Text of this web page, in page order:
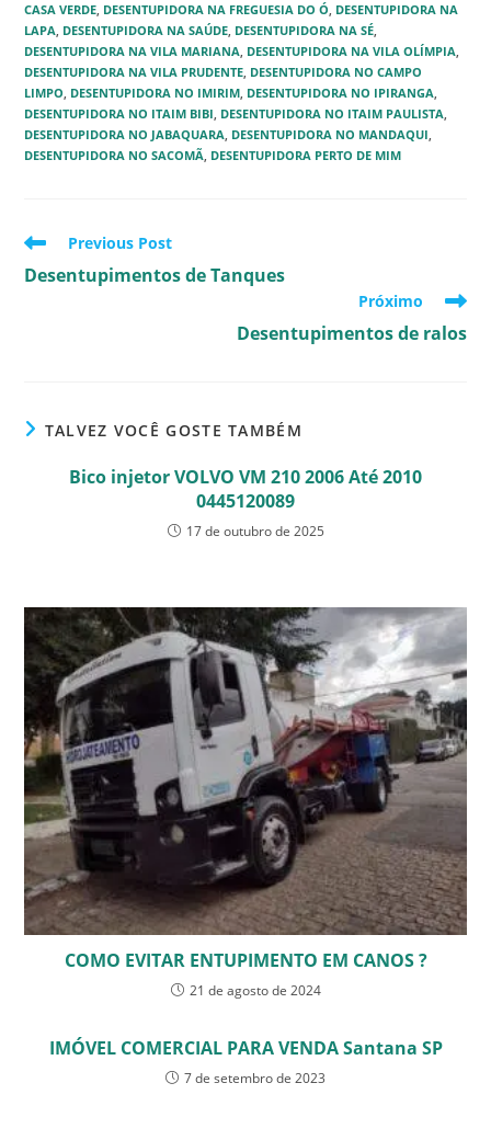
CASA VERDE, DESENTUPIDORA NA FREGUESIA DO Ó, DESENTUPIDORA NA
LAPA, DESENTUPIDORA NA SAÚDE, DESENTUPIDORA NA SÉ,
DESENTUPIDORA NA VILA MARIANA, DESENTUPIDORA NA VILA OLÍMPIA,
DESENTUPIDORA NA VILA PRUDENTE, DESENTUPIDORA NO CAMPO
LIMPO‎, DESENTUPIDORA NO IMIRIM, DESENTUPIDORA NO IPIRANGA,
DESENTUPIDORA NO ITAIM BIBI, DESENTUPIDORA NO ITAIM PAULISTA‎,
DESENTUPIDORA NO JABAQUARA, DESENTUPIDORA NO MANDAQUI,
DESENTUPIDORA NO SACOMÃ, DESENTUPIDORA PERTO DE MIM
Read
articles
Previous Post
Desentupimentos de Tanques
Próximo
Desentupimentos de ralos
TALVEZ VOCÊ GOSTE TAMBÉM
Bico injetor VOLVO VM 210 2006 Até 2010
0445120089
17 de outubro de 2025
COMO EVITAR ENTUPIMENTO EM CANOS ?
21 de agosto de 2024
IMÓVEL COMERCIAL PARA VENDA Santana SP
7 de setembro de 2023